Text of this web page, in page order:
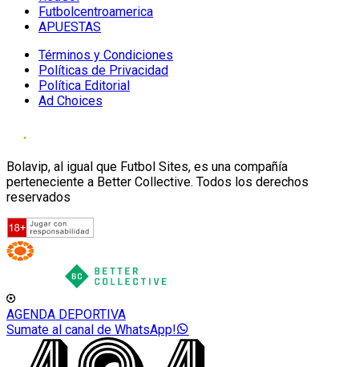
Futbolcentroamerica
APUESTAS
Términos y Condiciones
Políticas de Privacidad
Política Editorial
Ad Choices
Bolavip, al igual que Futbol Sites, es una compañía
perteneciente a Better Collective. Todos los derechos
reservados
AGENDA DEPORTIVA
Sumate al canal de WhatsApp!